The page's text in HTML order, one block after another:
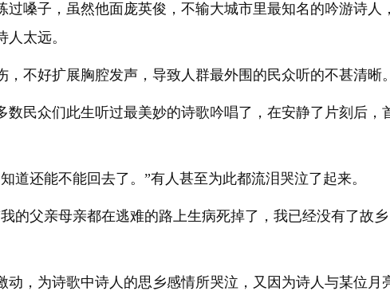
过嗓子，虽然他面庞英俊，不输大城市里最知名的吟游诗人
太远。
，不好扩展胸腔发声，导致人群最外围的民众听的不甚清晰。
数民众们此生听过最美妙的诗歌吟唱了，在安静了片刻后，
道还能不能回去了。”有人甚至为此都流泪哭泣了起来。
的父亲母亲都在逃难的路上生病死掉了，我已经没有了故
动，为诗歌中诗人的思乡感情所哭泣，又因为诗人与某位月